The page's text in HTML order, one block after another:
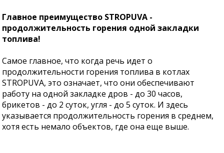
Главное преимущество STROPUVA -
продолжительность горения одной закладки
топлива!
Самое главное, что когда речь идет о
продолжительности горения топлива в котлах
STROPUVA, это означает, что они обеспечивают
работу на одной закладке дров - до 30 часов,
брикетов - до 2 суток, угля - до 5 суток. И здесь
указывается продолжительность горения в среднем,
хотя есть немало объектов, где она еще выше.